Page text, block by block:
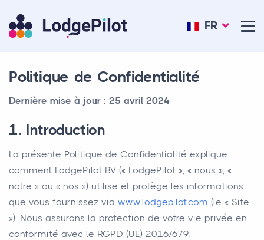
FR
Politique de Confidentialité
Dernière mise à jour : 25 avril 2024
1. Introduction
La présente Politique de Confidentialité explique
comment LodgePilot BV (« LodgePilot », « nous », «
notre » ou « nos ») utilise et protège les informations
que vous fournissez via www.lodgepilot.com (le « Site
»). Nous assurons la protection de votre vie privée en
conformité avec le RGPD (UE) 2016/679.